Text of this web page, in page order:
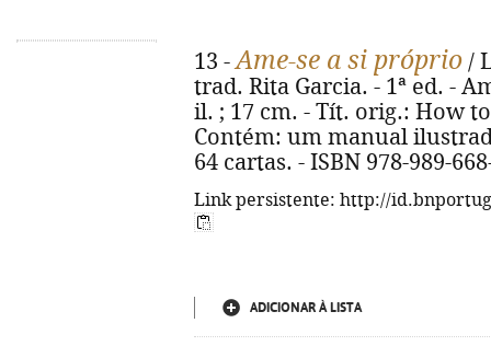
13 -Ame-se a si próprio /
trad. Rita Garcia. - 1ª ed. -
il. ; 17 cm. - Tít. orig.: How
Contém: um manual
64 cartas. - ISBN 978-989-
Link persistente: http://
ADICIONAR À LISTA